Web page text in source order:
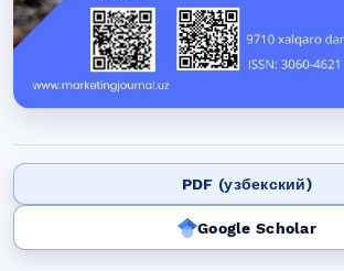
PDF (узбекский)
Google Scholar